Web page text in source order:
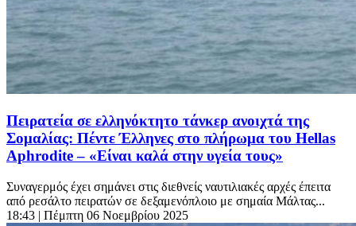
Πειρατεία σε ελληνόκτητο τάνκερ ανοιχτά της
Σομαλίας: Πέντε Έλληνες στο πλήρωμα του Hellas
Aphrodite – «Είναι καλά στην υγεία τους»
Συναγερμός έχει σημάνει στις διεθνείς ναυτιλιακές αρχές έπειτα
από ρεσάλτο πειρατών σε δεξαμενόπλοιο με σημαία Μάλτας...
18:43 | Πέμπτη 06 Νοεμβρίου 2025